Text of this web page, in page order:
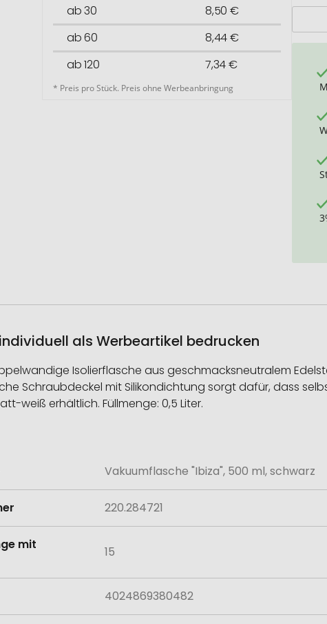
ab 30
8,50 €
ab 60
8,44 €
ab 120
7,34 €
* Preis pro Stück. Preis ohne Werbeanbringung
als Werbeartikel bedrucken
Isolierflasche aus geschmacksneutralem
Schraubdeckel mit Silikondichtung sorgt dafür, dass
weiß erhältlich. Füllmenge: 0,5 Liter.
Vakuumflasche "Ibiza", 500 ml, schwarz
220.284721
mit
15
4024869380482